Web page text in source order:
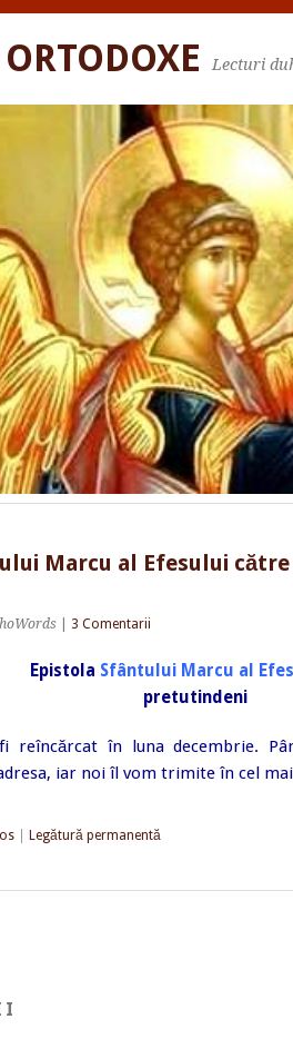
Lecturi
Marcu al Efesului
3 Comentarii
Epistola Sfântului Marcu al
pretutindeni
reîncărcat în luna decembrie.
iar noi îl vom trimite în cel
Legătură permanentă